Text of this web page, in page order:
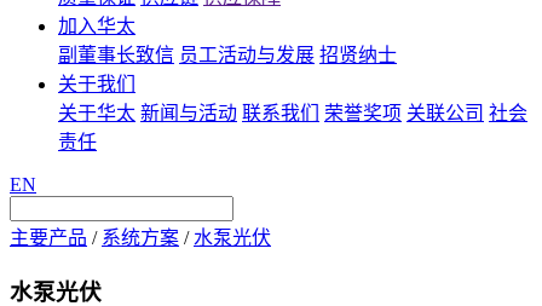
加入华太
副董事长致信 员工活动与发展 招贤纳士
关于我们
关于华太 新闻与活动 联系我们 荣誉奖项 关联公司 社会
责任
EN
主要产品 / 系统方案 / 水泵光伏
水泵光伏